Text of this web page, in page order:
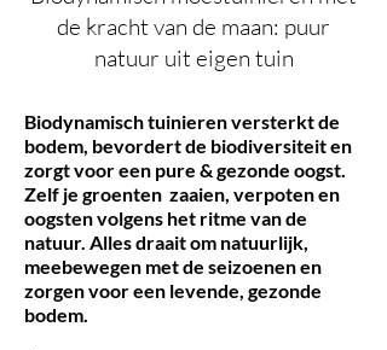
de kracht van de maan: puur
natuur uit eigen tuin
Biodynamisch tuinieren versterkt de
bodem, bevordert de biodiversiteit en
zorgt voor een pure & gezonde oogst.
Zelf je groenten zaaien, verpoten en
oogsten volgens het ritme van de
natuur. Alles draait om natuurlijk,
meebewegen met de seizoenen en
zorgen voor een levende, gezonde
bodem.